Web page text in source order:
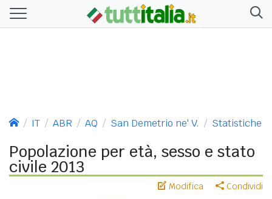
IT ABR AQ San Demetrio ne' V. Statistiche
Popolazione per età, sesso e stato
civile 2013
Modifica Condividi